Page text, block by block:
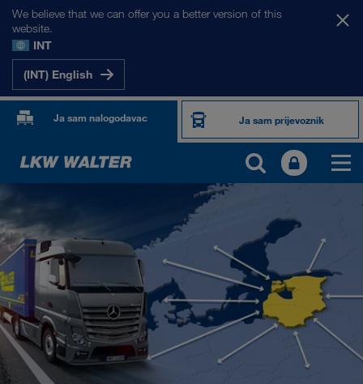
We believe that we can offer you a better version of this
website.
INT
(INT) English
Ja sam nalogodavac Ja sam prijevoznik
NAŠA TRŽIŠTA
Europa
Srednja Azija
Rusija
Bliski Istok